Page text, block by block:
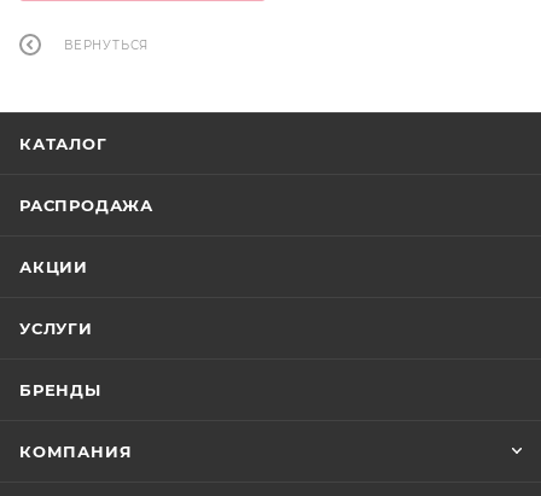
ВЕРНУТЬСЯ
КАТАЛОГ
РАСПРОДАЖА
АКЦИИ
УСЛУГИ
БРЕНДЫ
КОМПАНИЯ